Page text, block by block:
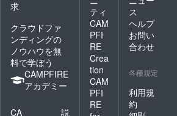
求
クラウドファ
ンディングの
ノウハウを無
料で学ぼう
CAMPFIRE
アカデミー
CA 説
ティ
CAM
PFI
RE
Crea
tion
CAM
PFI
RE
ス
ヘルプ
お問い
合わせ
各種規定
利用規
約